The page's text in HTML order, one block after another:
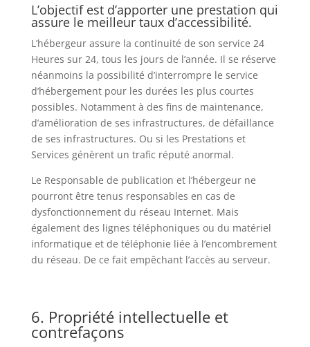
L’objectif est d’apporter une prestation qui
assure le meilleur taux d’accessibilité.
L’hébergeur assure la continuité de son service 24
Heures sur 24, tous les jours de l’année. Il se réserve
néanmoins la possibilité d’interrompre le service
d’hébergement pour les durées les plus courtes
possibles. Notamment à des fins de maintenance,
d’amélioration de ses infrastructures, de défaillance
de ses infrastructures. Ou si les Prestations et
Services génèrent un trafic réputé anormal.
Le Responsable de publication et l’hébergeur ne
pourront être tenus responsables en cas de
dysfonctionnement du réseau Internet. Mais
également des lignes téléphoniques ou du matériel
informatique et de téléphonie liée à l’encombrement
du réseau. De ce fait empêchant l’accès au serveur.
6. Propriété intellectuelle et
contrefaçons